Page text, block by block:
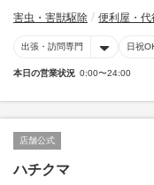
害虫・害獣駆除 便利屋・代
出張・訪問専門 日祝
本日の営業状況 0:00〜24:00
店舗公式
ハチクマ